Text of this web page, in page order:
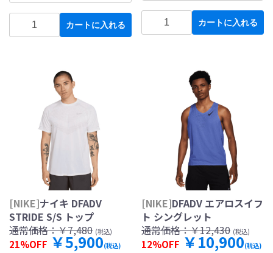
カートに入れる カートに入れる
[NIKE]ナイキ DFADV
STRIDE S/S トップ
通常価格：￥7,480 (税込)
21%OFF ￥5,900(税込)
[NIKE]DFADV エアロスイフ
ト シングレット
通常価格：￥12,430 (税込)
12%OFF ￥10,900(税込)